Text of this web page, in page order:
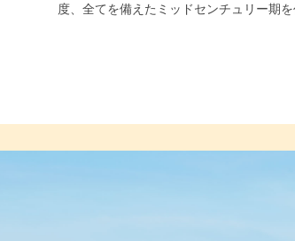
度、全てを備えたミッドセンチュリー期を